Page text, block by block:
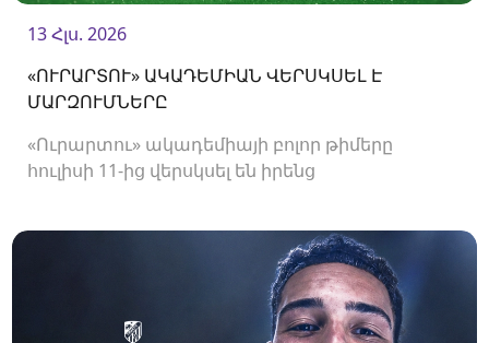
13 Հլս. 2026
«ՈՒՐԱՐՏՈՒ» ԱԿԱԴԵՄԻԱՆ ՎԵՐՍԿՍԵԼ Է
ՄԱՐԶՈՒՄՆԵՐԸ
«Ուրարտու» ակադեմիայի բոլոր թիմերը
հուլիսի 11-ից վերսկսել են իրենց